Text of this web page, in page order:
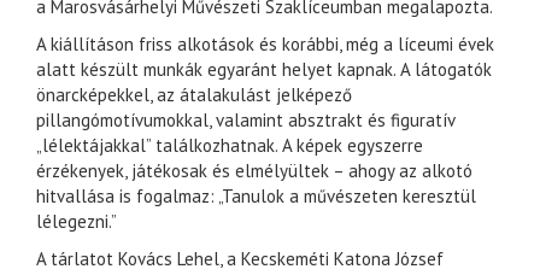
a Marosvásárhelyi Művészeti Szaklíceumban megalapozta.
A kiállításon friss alkotások és korábbi, még a líceumi évek
alatt készült munkák egyaránt helyet kapnak. A látogatók
önarcképekkel, az átalakulást jelképező
pillangómotívumokkal, valamint absztrakt és figuratív
„lélektájakkal” találkozhatnak. A képek egyszerre
érzékenyek, játékosak és elmélyültek – ahogy az alkotó
hitvallása is fogalmaz: „Tanulok a művészeten keresztül
lélegezni.”
A tárlatot Kovács Lehel, a Kecskeméti Katona József